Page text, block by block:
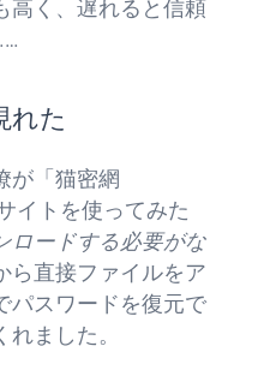
高く、遅れると信頼
れた
が「猫密網
イトを使ってみた
ロードする必要がな
ら直接ファイルをア
パスワードを復元で
ました。